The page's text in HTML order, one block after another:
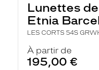
Lunettes
Etnia
LES CORTS 54S
À partir de
195,00 €